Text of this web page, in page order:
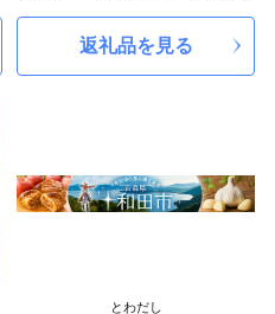
力あるまち」「思いやりと優しさ
にあふれるまち」「郷土に誇りと
愛着を感じるまち」をまちの将来
稲作、畑作などの農業がその中核
をなしています。なかでも米、メ
しながら、全国の消費者へ「安
返礼品を見る
とわだし